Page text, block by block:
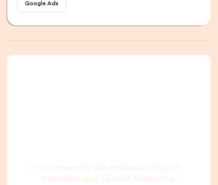
Google Ads
Un concentré des meilleurs outils et
méthodologies Growth Marketing,